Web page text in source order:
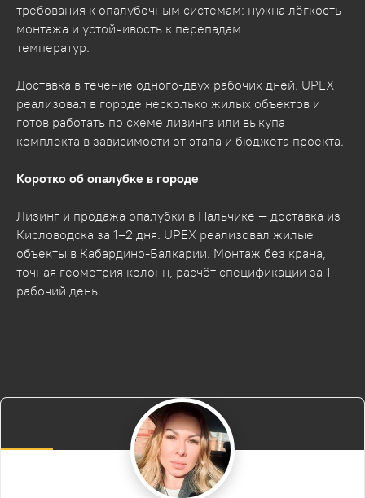
требования к опалубочным системам: нужна лёгкость
монтажа и устойчивость к перепадам
температур.
Доставка в течение одного-двух рабочих дней. UPEX
реализовал в городе несколько жилых объектов и
готов работать по схеме лизинга или выкупа
комплекта в зависимости от этапа и бюджета проекта.
Коротко об опалубке в городе
Лизинг и продажа опалубки в Нальчике — доставка из
Кисловодска за 1–2 дня. UPEX реализовал жилые
объекты в Кабардино-Балкарии. Монтаж без крана,
точная геометрия колонн, расчёт спецификации за 1
рабочий день.